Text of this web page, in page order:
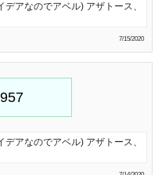
アなのでアベル) アザトース、
7/15/2020
アなのでアベル) アザトース、